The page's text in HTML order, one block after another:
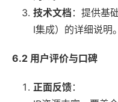
技术文档 ：提供基
I集成）的详细说明。
6.2 用户评价与口碑
正面反馈：